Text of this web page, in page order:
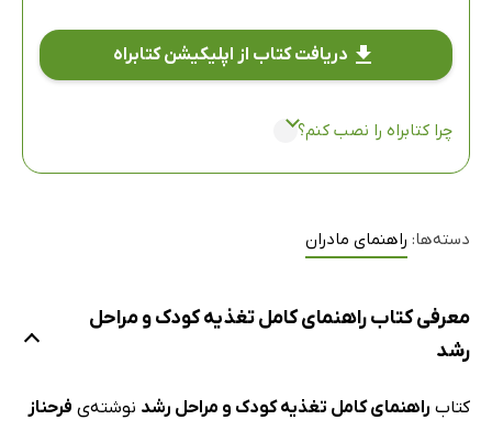
دریافت کتاب از اپلیکیشن کتابراه
چرا کتابراه را نصب کنم؟
دسته‌ها: راهنمای مادران
معرفی کتاب راهنمای کامل تغذیه کودک و مراحل
رشد
کتاب راهنمای کامل تغذیه کودک و مراحل رشد نوشته‌ی فرحناز